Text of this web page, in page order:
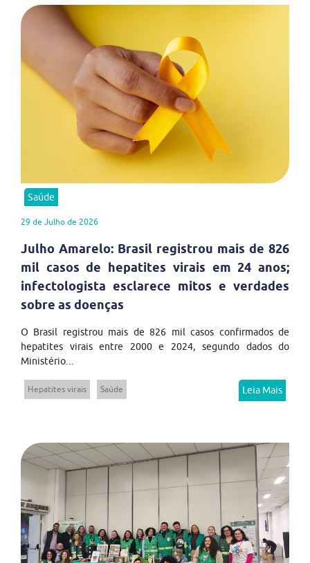
Saúde
29 de Julho de 2026
Julho Amarelo: Brasil registrou mais de 826
mil casos de hepatites virais em 24 anos;
infectologista esclarece mitos e verdades
sobre as doenças
O Brasil registrou mais de 826 mil casos confirmados de
hepatites virais entre 2000 e 2024, segundo dados do
Ministério...
Hepatites virais Saúde Leia Mais